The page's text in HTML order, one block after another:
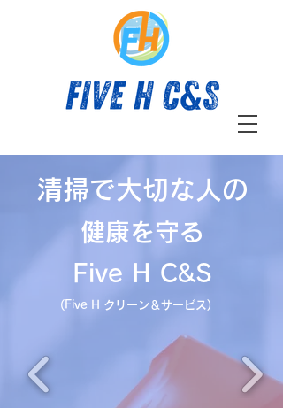
​清掃で大切な人の
​健康を守る
​Five H C&S
(Five H クリーン＆サービス)